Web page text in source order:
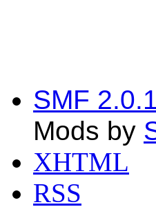
SMF
Mods by
XHTML
RSS